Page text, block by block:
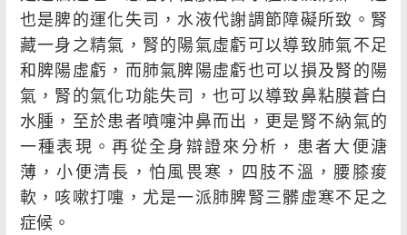
也是脾的運化失司，水液代謝調節障礙所致。腎
藏一身之精氣，腎的陽氣虛虧可以導致肺氣不足
和脾陽虛虧，而肺氣脾陽虛虧也可以損及腎的陽
氣，腎的氣化功能失司，也可以導致鼻粘膜蒼白
水腫，至於患者噴嚏沖鼻而出，更是腎不納氣的
一種表現。再從全身辯證來分析，患者大便溏
薄，小便清長，怕風畏寒，四肢不溫，腰膝痠
軟，咳嗽打嚏，尤是一派肺脾腎三髒虛寒不足之
症候。